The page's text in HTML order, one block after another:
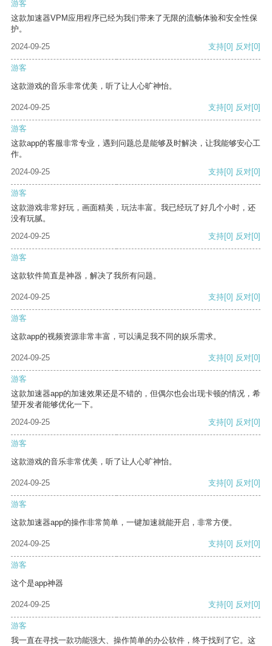
游客
这款加速器VPM应用程序已经为我们带来了无限的流畅体验和安全性保
护。
2024-09-25
支持[0] 反对[0]
游客
这款游戏的音乐非常优美，听了让人心旷神怡。
2024-09-25 支持[0] 反对[0]
游客
这款app的客服非常专业，遇到问题总是能够及时解决，让我能够安心工
作。
2024-09-25
支持[0] 反对[0]
游客
这款游戏非常好玩，画面精美，玩法丰富。我已经玩了好几个小时，还
没有玩腻。
2024-09-25
支持[0] 反对[0]
游客
这款软件简直是神器，解决了我所有问题。
2024-09-25 支持[0] 反对[0]
游客
这款app的视频资源非常丰富，可以满足我不同的娱乐需求。
2024-09-25 支持[0] 反对[0]
游客
这款加速器app的加速效果还是不错的，但偶尔也会出现卡顿的情况，希
望开发者能够优化一下。
2024-09-25
支持[0] 反对[0]
游客
这款游戏的音乐非常优美，听了让人心旷神怡。
2024-09-25 支持[0] 反对[0]
游客
这款加速器app的操作非常简单，一键加速就能开启，非常方便。
2024-09-25 支持[0] 反对[0]
游客
这个是app神器
2024-09-25 支持[0] 反对[0]
游客
我一直在寻找一款功能强大、操作简单的办公软件，终于找到了它。这